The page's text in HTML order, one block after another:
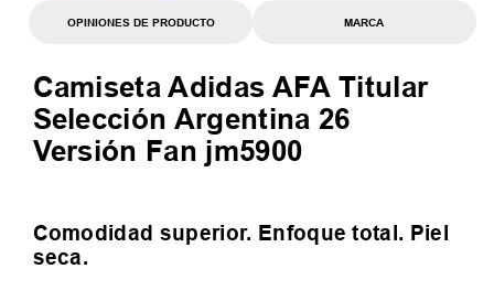
OPINIONES DE PRODUCTO MARCA
Camiseta Adidas AFA Titular
Selección Argentina 26
Versión Fan jm5900
Comodidad superior. Enfoque total. Piel
seca.